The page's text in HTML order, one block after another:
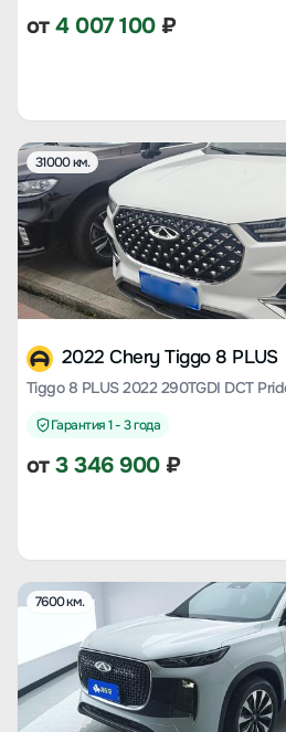
от4 007 100₽
31000 км.
2022 Chery Tiggo 8 PLUS
Tiggo 8 PLUS 2022 290TGDI DCT
Гарантия 1 - 3 года
от3 346 900₽
7600 км.